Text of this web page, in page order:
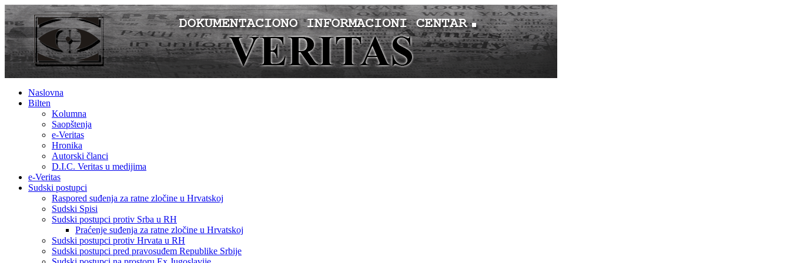
Naslovna
Bilten
Kolumna
Saopštenja
e-Veritas
Hronika
Autorski članci
D.I.C. Veritas u medijima
e-Veritas
Sudski postupci
Raspored suđenja za ratne zločine u Hrvatskoj
Sudski Spisi
Sudski postupci protiv Srba u RH
Praćenje suđenja za ratne zločine u Hrvatskoj
Sudski postupci protiv Hrvata u RH
Sudski postupci pred pravosuđem Republike Srbije